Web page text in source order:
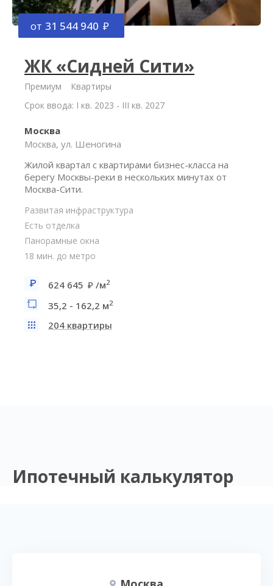
от 31 544 940
ЖК «Сидней Сити»
Премиум
Квартиры
Срок ввода: I кв. 2023 - III кв. 2027
Москва
Москва, ул. Шеногина
Жилой квартал с квартирами бизнес-класса на
берегу Москвы-реки в нескольких минутах от
Москва-Сити.
Развитая инфраструктура
Есть отделка
Панорамные окна
18 мин. до метро
624 645 /м2
35,2 - 162,2 м2
204 квартиры
Ипотечный калькулятор